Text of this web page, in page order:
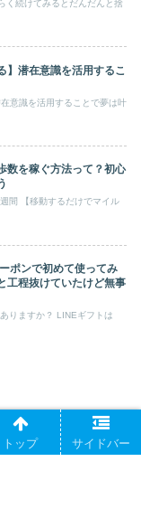
く続けてみるとだんだんと捨
】潜在意識を活用するこ
意識を活用することで夢は叶
数を稼ぐ方法って？初心
間 【移動するだけでマイル
ポンで初めて使ってみ
工程抜けていたけど無事
りますか？ LINEギフトは
単にこなれ感が出て
クセサリーはこれ！
トップ サイドバー